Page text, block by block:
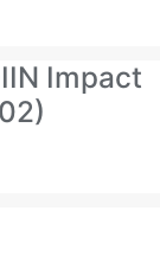
Impact